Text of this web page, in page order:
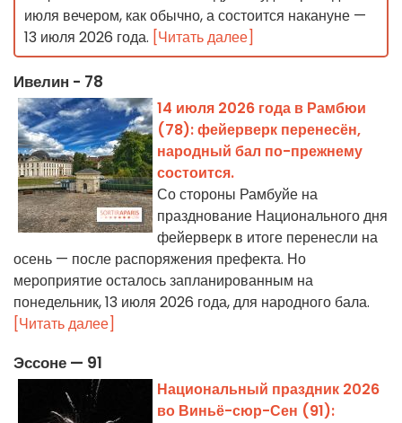
июля вечером, как обычно, а состоится накануне —
13 июля 2026 года. [Читать далее]
Ивелин - 78
14 июля 2026 года в Рамбюи
(78): фейерверк перенесён,
народный бал по-прежнему
состоится.
Со стороны Рамбуйе на
празднование Национального дня
фейерверк в итоге перенесли на
осень — после распоряжения префекта. Но
мероприятие осталось запланированным на
понедельник, 13 июля 2026 года, для народного бала.
[Читать далее]
Эссоне — 91
Национальный праздник 2026
во Виньё-сюр-Сен (91):